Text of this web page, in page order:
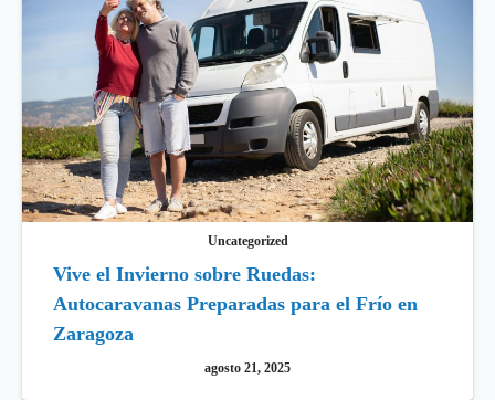
Uncategorized
Vive el Invierno sobre Ruedas:
Autocaravanas Preparadas para el Frío en
Zaragoza
agosto 21, 2025